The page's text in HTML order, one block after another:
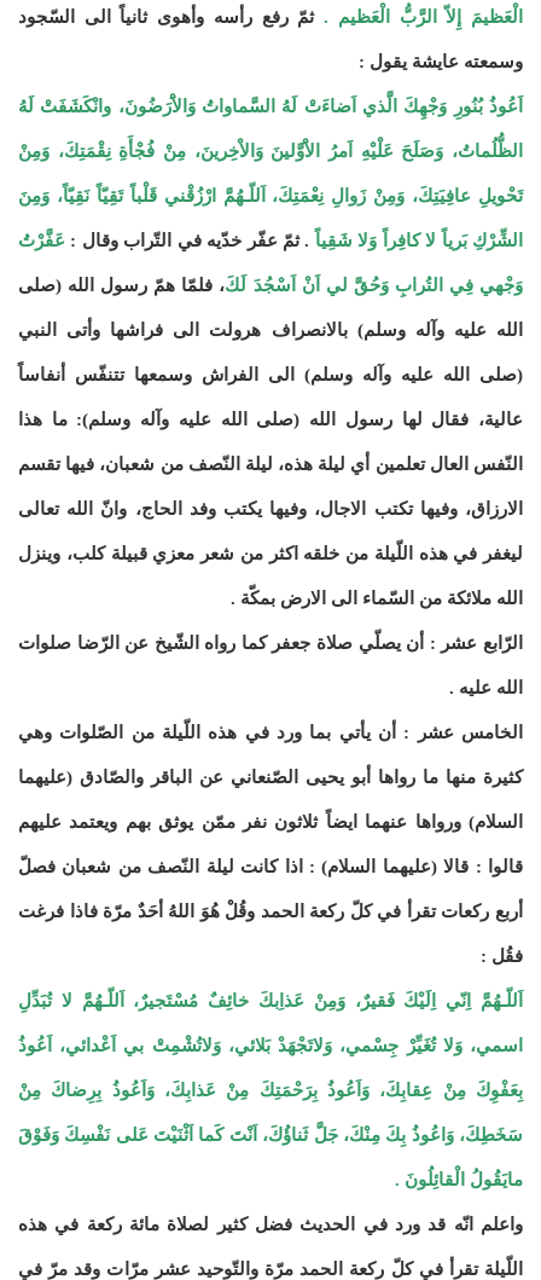
الْعَظيمَ إِلاّ الرَّبُّ الْعَظيم .ثمّ رفع رأسه وأهوى ثانياً الى السّجود
وسمعته عايشة يقول :
اَعُوذُ بُنُورِ وَجْهِكَ الَّذي اَضاءَتْ لَهُ السَّماواتُ وَالاَْرَضُونَ، وانْكَشَفَتْ لَهُ
الظُّلُماتُ، وَصَلَحَ عَلْيْهِ اَمرُ الاَْوَّلينَ وَالاْخِرينَ، مِنْ فُجْأَةِ نِقْمَتِكَ، وَمِنْ
تَحْويلِ عافِيَتِكَ، وَمِنْ زَوالِ نِعْمَتِكَ، اَللّـهُمَّ ارْزُقْني قَلْباً تَقِيّاً نَقِيّاً، وَمِنَ
الشِّرْكِ بَرياً لا كافِراً وَلا شَقِياً . ثمّ عفّر خدّيه في التّراب وقال : عَفَّرْتُ
وَجْهي فِي التُرابِ وَحُقَّ لي اَنْ اَسْجُدَ لَكَ، فلمّا همّ رسول الله (صلى
الله عليه وآله وسلم) بالانصراف هرولت الى فراشها وأتى النبي
(صلى الله عليه وآله وسلم) الى الفراش وسمعها تتنفّس أنفاساً
عالية، فقال لها رسول الله (صلى الله عليه وآله وسلم): ما هذا
النّفس العال تعلمين أي ليلة هذه، ليلة النّصف من شعبان، فيها تقسم
الارزاق، وفيها تكتب الاجال، وفيها يكتب وفد الحاج، وانّ الله تعالى
ليغفر في هذه اللّيلة من خلقه اكثر من شعر معزي قبيلة كلب، وينزل
الله ملائكة من السّماء الى الارض بمكّة .
الرّابع عشر : أن يصلّي صلاة جعفر كما رواه الشّيخ عن الرّضا صلوات
الله عليه .
الخامس عشر : أن يأتي بما ورد في هذه اللّيلة من الصّلوات وهي
كثيرة منها ما رواها أبو يحيى الصّنعاني عن الباقر والصّادق (عليهما
السلام) ورواها عنهما ايضاً ثلاثون نفر ممّن يوثق بهم ويعتمد عليهم
قالوا : قالا (عليهما السلام) : اذا كانت ليلة النّصف من شعبان فصلّ
أربع ركعات تقرأ في كلّ ركعة الحمد وقُلْ هُوَ اللهُ أحَدٌ مرّة فاذا فرغت
فقُل :
اَللّـهُمَّ اِنّي اِلَيْكَ فَقيرٌ، وَمِنْ عَذاِبكَ خائِفٌ مُسْتَجيرٌ، اَللّـهُمَّ لا تُبَدِّلِ
اسمي، وَلا تُغَيِّرْ جِسْمي، وَلاتَجْهَدْ بَلائي، وَلاتُشْمِتْ بي اَعْدائي، اَعُوذُ
بِعَفْوِكَ مِنْ عِقابِكَ، وَاَعُوذُ بِرَحْمَتِكَ مِنْ عَذابِكَ، وَاَعُوذُ بِرِضاكَ مِنْ
سَخَطِكَ، وَاعُوذُ بِكَ مِنْكَ، جَلَّ ثَناؤُكَ، اَنْتَ كَما اَثْنَيْتَ عَلى نَفْسِكَ وَفَوْقَ
مايَقُولُ الْقائِلُونَ .
واعلم انّه قد ورد في الحديث فضل كثير لصلاة مائة ركعة في هذه
اللّيلة تقرأ في كلّ ركعة الحمد مرّة والتّوحيد عشر مرّات وقد مرّ في